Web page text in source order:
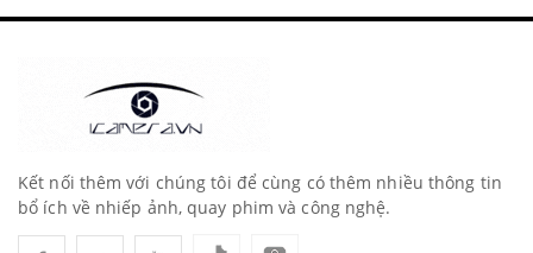
Kết nối thêm với chúng tôi để cùng có thêm nhiều thông tin
bổ ích về nhiếp ảnh, quay phim và công nghệ.